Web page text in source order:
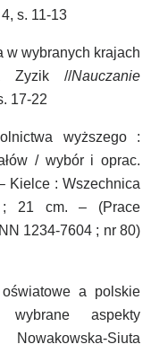
s. 11-13
w wybranych krajach
Zyzik //Nauczanie
17-22
wyższego :
/ wybór i oprac.
Kielce : Wszechnica
; 21 cm. – (Prace
1234-7604 ; nr 80)
a polskie
wybrane aspekty
Siuta